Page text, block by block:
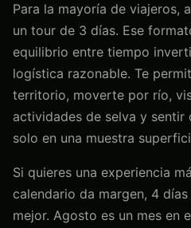
Para la mayoría de viajeros,
un tour de 3 días. Ese
equilibrio entre tiempo
logística razonable. Te
territorio, moverte por río,
actividades de selva y sentir
solo en una muestra
Si quieres una experiencia
calendario da margen, 4
mejor. Agosto es un mes en